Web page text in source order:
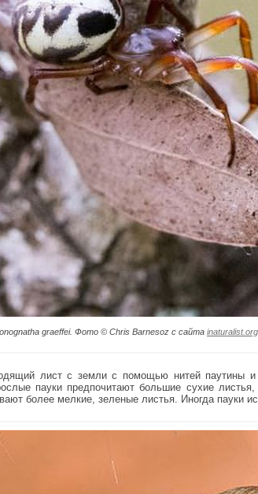
graeffei. Фото © Chris Barnesoz с сайта inaturalist.org
лист с земли с помощью нитей паутины и
пауки предпочитают большие сухие
более мелкие, зеленые листья. Иногда пауки